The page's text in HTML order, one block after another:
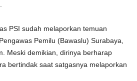
PSI sudah melaporkan temuan
Pemilu (Bawaslu) Surabaya,
Meski demikian, dirinya berharap
bertindak saat satgasnya melaporkan